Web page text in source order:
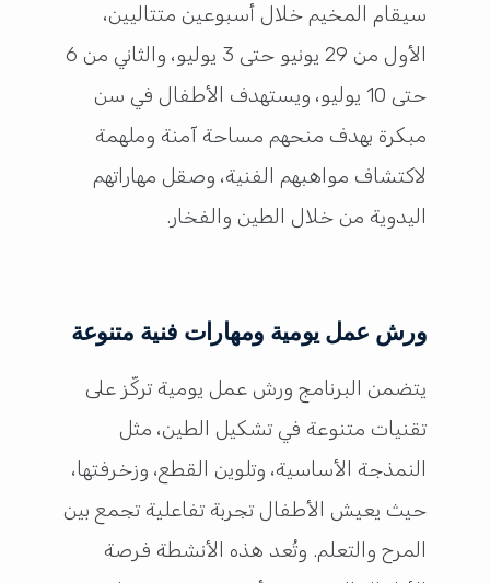
سيقام المخيم خلال أسبوعين متتاليين،
الأول من 29 يونيو حتى 3 يوليو، والثاني من 6
حتى 10 يوليو، ويستهدف الأطفال في سن
مبكرة بهدف منحهم مساحة آمنة وملهمة
لاكتشاف مواهبهم الفنية، وصقل مهاراتهم
اليدوية من خلال الطين والفخار.
ورش عمل يومية ومهارات فنية متنوعة
يتضمن البرنامج ورش عمل يومية تركّز على
تقنيات متنوعة في تشكيل الطين، مثل
النمذجة الأساسية، وتلوين القطع، وزخرفتها،
حيث يعيش الأطفال تجربة تفاعلية تجمع بين
المرح والتعلم. وتُعد هذه الأنشطة فرصة